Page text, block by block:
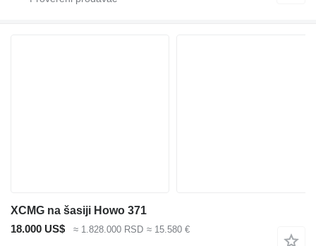
XCMG na šasiji Howo 371
18.000 US$
≈ 1.828.000 RSD ≈ 15.580 €